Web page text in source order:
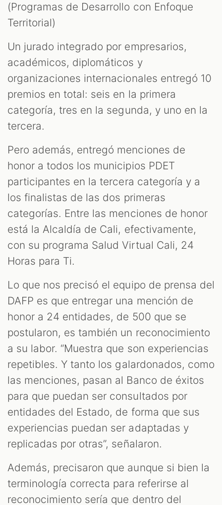
(Programas de Desarrollo con Enfoque
Territorial)
Un jurado integrado por empresarios,
académicos, diplomáticos y
organizaciones internacionales entregó 10
premios en total: seis en la primera
categoría, tres en la segunda, y uno en la
tercera.
Pero además, entregó menciones de
honor a todos los municipios PDET
participantes en la tercera categoría y a
los finalistas de las dos primeras
categorías. Entre las menciones de honor
está la Alcaldía de Cali, efectivamente,
con su programa Salud Virtual Cali, 24
Horas para Ti.
Lo que nos precisó el equipo de prensa del
DAFP es que entregar una mención de
honor a 24 entidades, de 500 que se
postularon, es también un reconocimiento
a su labor. “Muestra que son experiencias
repetibles. Y tanto los galardonados, como
las menciones, pasan al Banco de éxitos
para que puedan ser consultados por
entidades del Estado, de forma que sus
experiencias puedan ser adaptadas y
replicadas por otras”, señalaron.
Además, precisaron que aunque si bien la
terminología correcta para referirse al
reconocimiento sería que dentro del